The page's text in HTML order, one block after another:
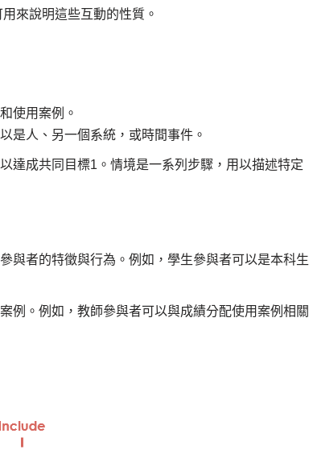
來說明這些互動的性質。
使用案例。
是人、另一個系統，或時間事件。
達成共同目標1。情境是一系列步驟，用以描述特定
與者的特徵與行為。例如，學生參與者可以是本科生
例。例如，教師參與者可以與成績分配使用案例相關